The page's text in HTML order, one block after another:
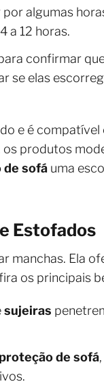
algumas
a 12 horas.
confirmar
se elas
e é
os produtos
de sofá uma
Estofados
manchas. Ela
os principais
sujeiras
proteção de sofá